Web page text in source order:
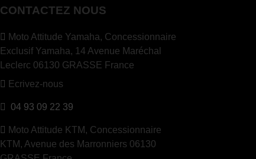
CONTACTEZ NOUS
Moto Attitude Yamaha, Concessionnaire
Exclusif Yamaha, 14 Avenue Maréchal
Leclerc 06130 GRASSE France
Ecrivez-nous
04 93 09 22 39
Moto Attitude KTM, Concessionnaire
KTM, Avenue des Marronniers 06130